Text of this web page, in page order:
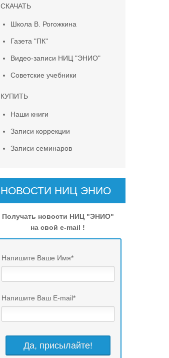
СКАЧАТЬ
Школа В. Рогожкина
Газета "ПК"
Видео-записи НИЦ "ЭНИО"
Советские учебники
КУПИТЬ
Наши книги
Записи коррекции
Записи семинаров
НОВОСТИ НИЦ ЭНИО
Получать новости НИЦ "ЭНИО"
на свой e-mail !
Напишите Ваше Имя*
Напишите Ваш E-mail*